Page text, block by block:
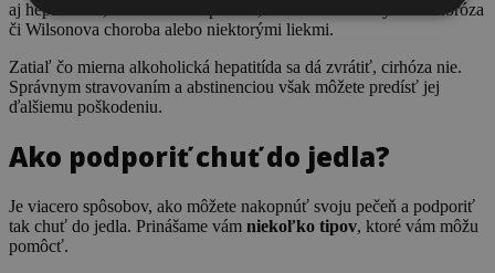
aj hepatitídou, stukovatením pečene, chorobami ako cystická fibróza
či Wilsonova choroba alebo niektorými liekmi.
Zatiaľ čo mierna alkoholická hepatitída sa dá zvrátiť, cirhóza nie.
Správnym stravovaním a abstinenciou však môžete predísť jej
ďalšiemu poškodeniu.
Ako podporiťchuť do jedla?
Je viacero spôsobov, ako môžete nakopnúť svoju pečeň a podporiť
tak chuť do jedla. Prinášame vám niekoľko tipov, ktoré vám môžu
pomôcť.